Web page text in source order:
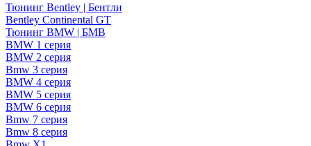
Тюнинг Bentley | Бентли
Bentley Continental GT
Тюнинг BMW | БМВ
BMW 1 серия
BMW 2 серия
Bmw 3 серия
BMW 4 серия
BMW 5 серия
BMW 6 серия
Bmw 7 серия
Bmw 8 серия